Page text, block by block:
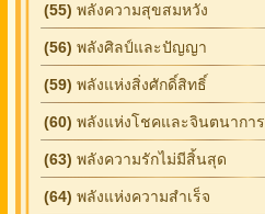
(55) พลังความสุขสมหวัง
(56) พลังศิลป์และปัญญา
(59) พลังแห่งสิ่งศักดิ์สิทธิ์
(60) พลังแห่งโชคและจินตนาการ
(63) พลังความรักไม่มีสิ้นสุด
(64) พลังแห่งความสำเร็จ